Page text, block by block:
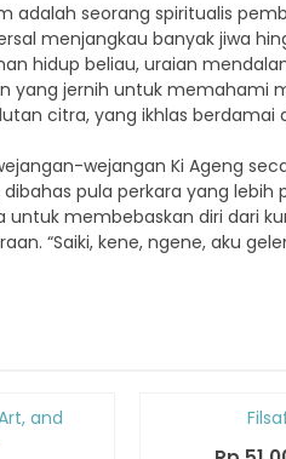
adalah seorang spiritualis
menjangkau banyak jiwa
hidup beliau, uraian
yang jernih untuk memahami
citra, yang ikhlas
wejangan Ki Ageng
pula perkara yang
untuk membebaskan diri dari
“Saiki, kene, ngene, aku
and